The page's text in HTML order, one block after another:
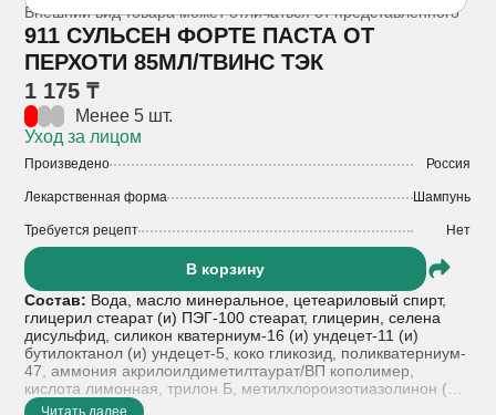
Внешний вид товара может отличаться от представленного
911 СУЛЬСЕН ФОРТЕ ПАСТА ОТ
ПЕРХОТИ 85МЛ/ТВИНС ТЭК
1 175 ₸
Менее 5 шт.
Уход за лицом
Произведено Россия
Лекарственная форма Шампунь
Требуется рецепт Нет
В корзину
Состав: Вода, масло минеральное, цетеариловый спирт,
глицерил стеарат (и) ПЭГ-100 стеарат, глицерин, селена
дисульфид, силикон кватерниум-16 (и) ундецет-11 (и)
бутилоктанол (и) ундецет-5, коко гликозид, поликватерниум-
47, аммония акрилоилдиметилтаурат/ВП кополимер,
кислота лимонная, трилон Б, метилхлороизотиазолинон (и)
метилизотиазолинон, парфюмерная композиция.
Читать далее